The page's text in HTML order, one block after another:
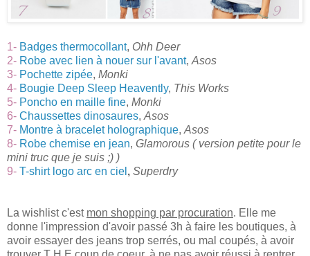
1- Badges thermocollant, Ohh Deer
2- Robe avec lien à nouer sur l'avant, Asos
3- Pochette zipée, Monki
4- Bougie Deep Sleep Heavently, This Works
5- Poncho en maille fine, Monki
6- Chaussettes dinosaures, Asos
7- Montre à bracelet holographique, Asos
8- Robe chemise en jean, Glamorous ( version petite pour le
mini truc que je suis ;) )
9- T-shirt logo arc en ciel , Superdry
La wishlist c'est mon shopping par procuration. Elle me
donne l'impression d'avoir passé 3h à faire les boutiques, à
avoir essayer des jeans trop serrés, ou mal coupés, à avoir